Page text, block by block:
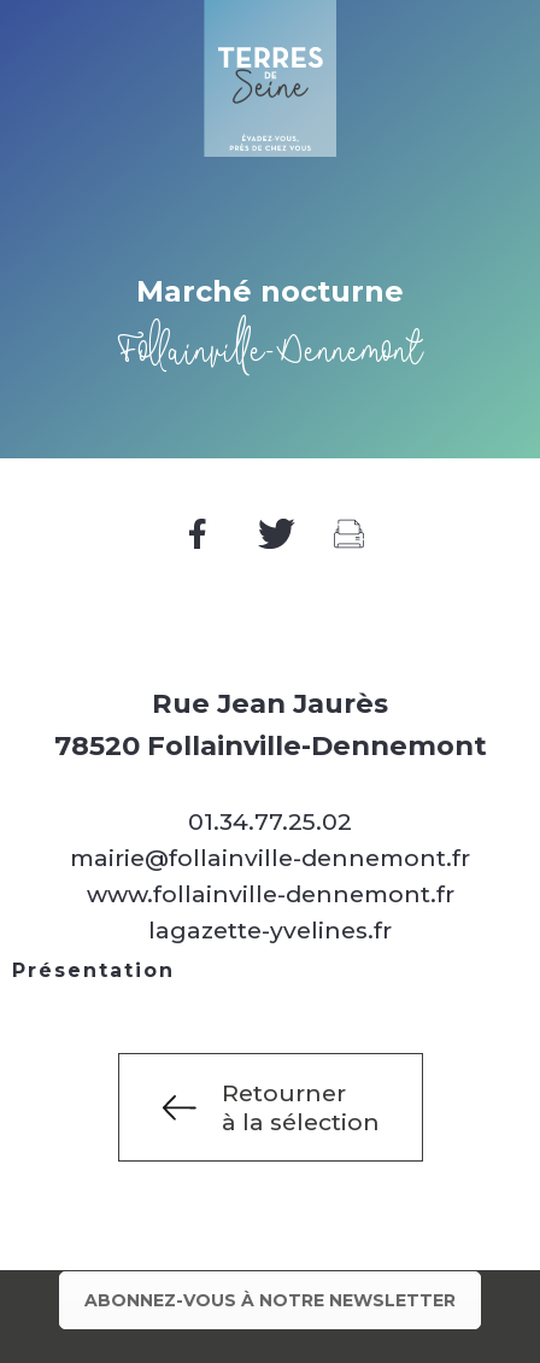
Marché nocturne
Follainville-Dennemont
Rue Jean Jaurès
78520 Follainville-Dennemont
01.34.77.25.02
mairie@follainville-dennemont.fr
www.follainville-dennemont.fr
lagazette-yvelines.fr
Présentation
Retourner
à la sélection
ABONNEZ-VOUS À NOTRE NEWSLETTER